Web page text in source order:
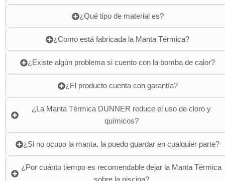
¿Qué tipo de material es?
¿Como está fabricada la Manta Térmica?
¿Existe algún problema si cuento con la bomba de calor?
¿El producto cuenta con garantía?
¿La Manta Térmica DUNNER reduce el uso de cloro y
químicos?
¿Si no ocupo la manta, la puedo guardar en cualquier parte?
¿Por cuánto tiempo es recomendable dejar la Manta Térmica